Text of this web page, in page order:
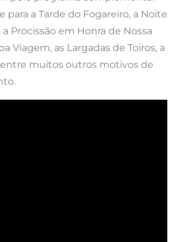
para a Tarde do Fogareiro, a Noite
Procissão em Honra de Nossa
Viagem, as Largadas de Toiros, a
entre muitos outros motivos de